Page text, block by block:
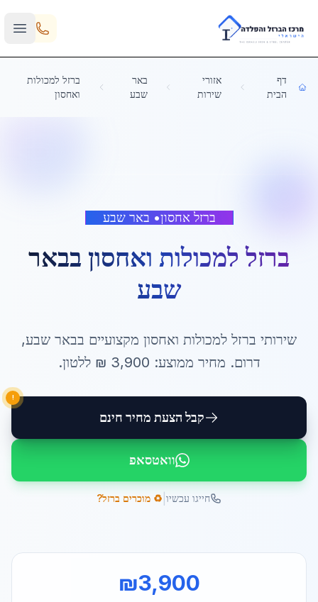
Skip to main content
דף
הבית
אזורי
שירות
באר
שבע
ברזל למכולות
ואחסון
ברזל אחסון• באר שבע
ברזל למכולות ואחסון בבאר
שבע
שירותי ברזל למכולות ואחסון מקצועיים בבאר שבע,
דרום. מחיר ממוצע: 3,900 ₪ ללטון.
קבל הצעת מחיר חינם
!
וואטסאפ
חייגו עכשיו ♻️ מוכרים ברזל?
₪3,900